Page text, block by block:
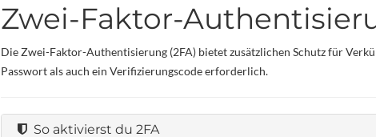
Zwei-Faktor-
Die Zwei-Faktor-Authentisierung (2FA) bietet zusätzlichen Schutz für
Passwort als auch ein Verifizierungscode erforderlich.
So aktivierst du 2FA